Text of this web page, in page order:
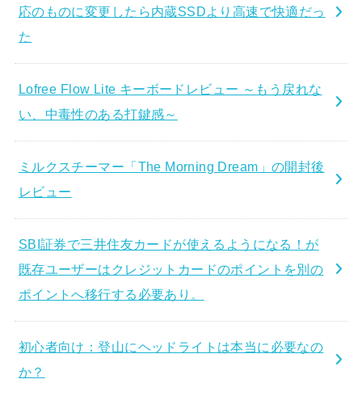
応のものに変更したら内蔵SSDより高速で快適だっ
た
Lofree Flow Lite キーボードレビュー ～もう戻れな
い、中毒性のある打鍵感～
ミルクスチーマー「The Morning Dream」の開封後
レビュー
SBI証券で三井住友カードが使えるようになる！が
既存ユーザーはクレジットカードのポイントを別の
ポイントへ移行する必要あり。
初心者向け：登山にヘッドライトは本当に必要なの
か？